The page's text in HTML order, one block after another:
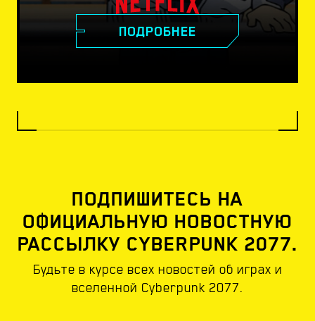
ПОДРОБНЕЕ
ПОДПИШИТЕСЬ НА
ОФИЦИАЛЬНУЮ НОВОСТНУЮ
РАССЫЛКУ CYBERPUNK 2077.
Будьте в курсе всех новостей об играх и
вселенной Cyberpunk 2077.